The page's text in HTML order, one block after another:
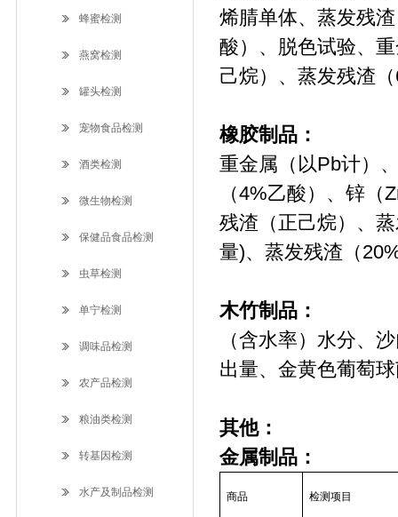
蜂蜜检测
燕窝检测
罐头检测
宠物食品检测
酒类检测
微生物检测
保健品食品检测
虫草检测
单宁检测
调味品检测
农产品检测
粮油类检测
转基因检测
水产及制品检测
烯腈单体、蒸发残
酸）、脱色试验、
己烷）、蒸发残渣
橡胶制品：
重金属（以Pb计）
（4%乙酸）、锌
残渣（正己烷）、
量)、蒸发残渣（
木竹制品：
（含水率）水分、
出量、金黄色葡萄
其他：
金属制品：
商品 检测项目